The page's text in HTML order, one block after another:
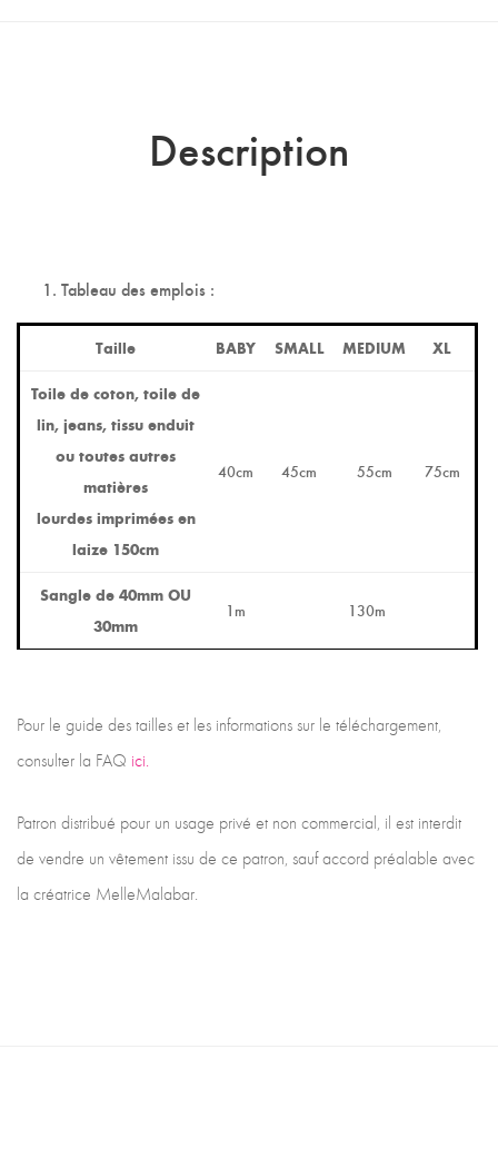
Description
Tableau des emplois :
Taille BABY SMALL MEDIUM XL
Toile de coton, toile de
lin, jeans, tissu enduit
ou toutes autres
matières
lourdes imprimées en
laize 150cm
40cm 45cm 55cm 75cm
Sangle de 40mm OU
30mm
1m 130m
Pour le guide des tailles et les informations sur le téléchargement,
consulter la FAQ ici.
Patron distribué pour un usage privé et non commercial, il est interdit
de vendre un vêtement issu de ce patron, sauf accord préalable avec
la créatrice MelleMalabar.